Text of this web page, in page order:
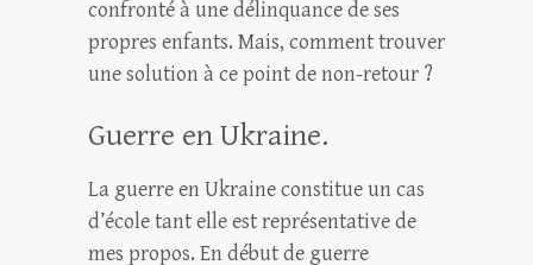
confronté à une délinquance de ses
propres enfants. Mais, comment trouver
une solution à ce point de non-retour ?
Guerre en Ukraine.
La guerre en Ukraine constitue un cas
d’école tant elle est représentative de
mes propos. En début de guerre